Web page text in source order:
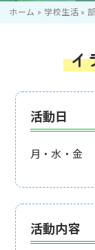
ホーム » 学校生活»
イ
活動日
月・水・金
活動内容